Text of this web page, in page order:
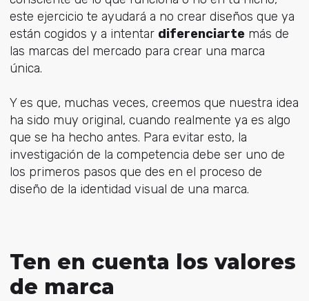
este ejercicio te ayudará a no crear diseños que ya
están cogidos y a intentar diferenciartemás de
las marcas del mercado para crear una marca
única.
Y es que, muchas veces, creemos que nuestra idea
ha sido muy original, cuando realmente ya es algo
que se ha hecho antes. Para evitar esto, la
investigación de la competencia debe ser uno de
los primeros pasos que des en el proceso de
diseño de la identidad visual de una marca.
Ten en cuenta los valores
de marca